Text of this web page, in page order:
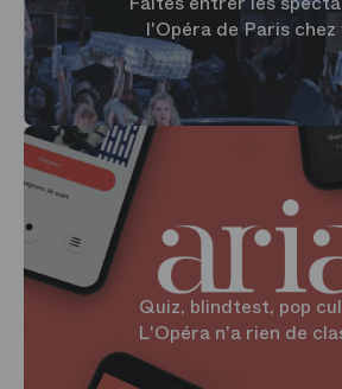
l'Opéra de Paris chez
Quiz, blindtest, pop
L'Opéra n'a rien de